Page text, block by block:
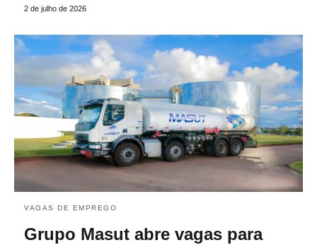
2 de julho de 2026
VAGAS DE EMPREGO
Grupo Masut abre vagas para